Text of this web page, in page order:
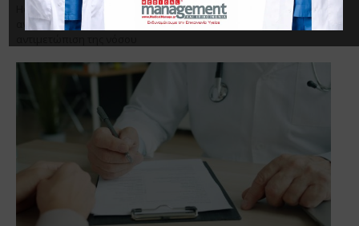
Home Επικαιρότητα
Λέμφωμα Hodgkin: Η
ανοσοθεραπεία πρώτης γραμμής φέρνει νέα δεδομένα στην